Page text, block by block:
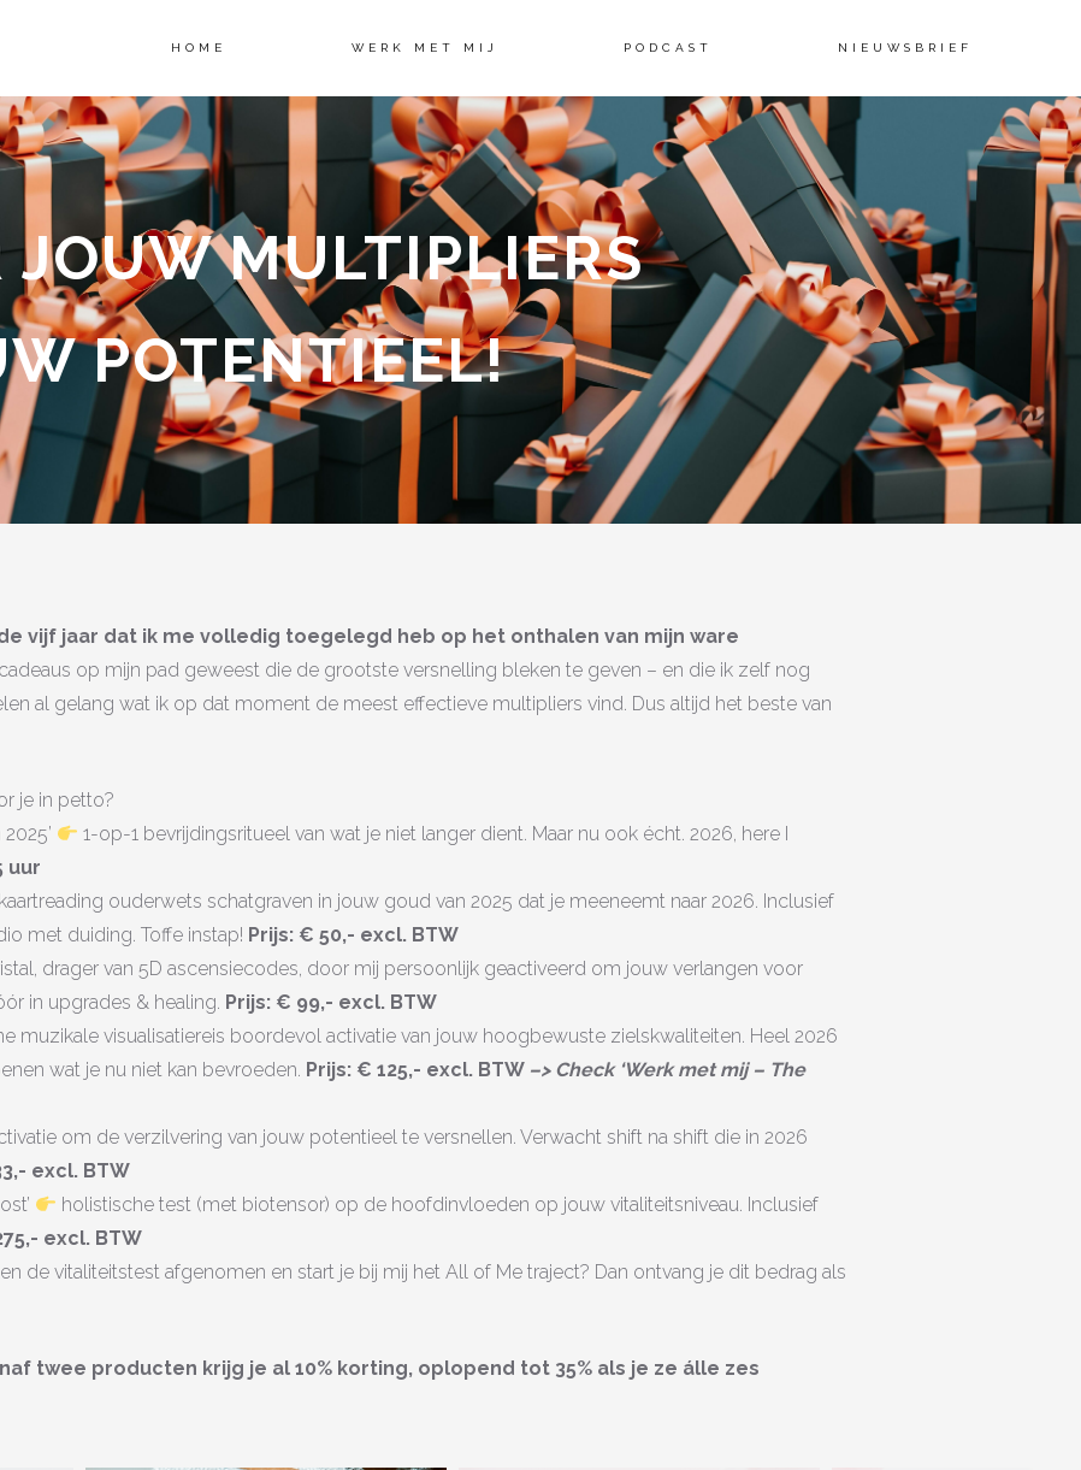
to
content
HOME WERK MET MIJ PODCAST NIEUWSBRIEF
JOUW MULTIPLIERS
POTENTIEEL!
vijf jaar dat ik me volledig toegelegd heb op het onthalen van mijn ware
op mijn pad geweest die de grootste versnelling bleken te geven – en die ik zelf nog
al gelang wat ik op dat moment de meest effectieve multipliers vind. Dus altijd het beste van
je in petto?
1-op-1 bevrijdingsritueel van wat je niet langer dient. Maar nu ook écht. 2026, here I
uur
ouderwets schatgraven in jouw goud van 2025 dat je meeneemt naar 2026. Inclusief
met duiding. Toffe instap! Prijs: € 50,- excl. BTW
drager van 5D ascensiecodes, door mij persoonlijk geactiveerd om jouw verlangen voor
in upgrades & healing. Prijs: € 99,- excl. BTW
muzikale visualisatiereis boordevol activatie van jouw hoogbewuste zielskwaliteiten. Heel 2026
wat je nu niet kan bevroeden. Prijs: € 125,- excl. BTW –> Check ‘Werk met mij – The
om de verzilvering van jouw potentieel te versnellen. Verwacht shift na shift die in 2026
excl. BTW
holistische test (met biotensor) op de hoofdinvloeden op jouw vitaliteitsniveau. Inclusief
excl. BTW
de vitaliteitstest afgenomen en start je bij mij het All of Me traject? Dan ontvang je dit bedrag als
twee producten krijg je al 10% korting, oplopend tot 35% als je ze álle zes